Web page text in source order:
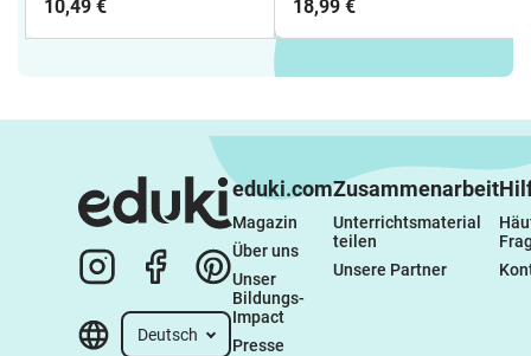
Kiel, Lübeck, Hanse,
Landkarte |
10,49 €
Rechtschreibung,
Grammatik | 38
18,99 €
Deutsch
eduki.com
Magazin
Über uns
Unser
Bildungs-
Impact
Presse
Zusammenarbeit
Unterrichtsmaterial
teilen
Unsere Partner